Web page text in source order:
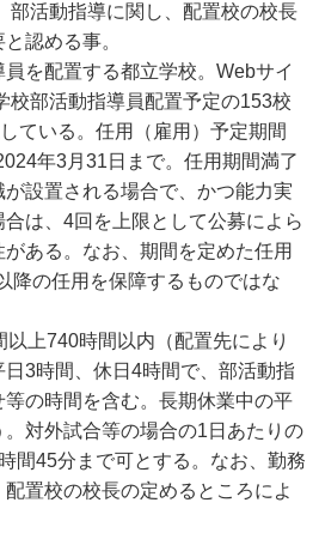
部活動指導に関し、配置校の校長
認める事。
を配置する都立学校。Webサイ
校部活動指導員配置予定の153校
ている。任用（雇用）予定期間
年3月31日まで。任用期間満了
設置される場合で、かつ能力実
は、4回を上限として公募によら
ある。なお、期間を定めた任用
降の任用を保障するものではな
上740時間以内（配置先により
3時間、休日4時間で、部活動指
の時間を含む。長期休業中の平
。対外試合等の場合の1日あたりの
間45分まで可とする。なお、勤務
置校の校長の定めるところによ